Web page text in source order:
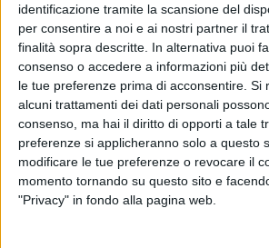
identificazione tramite la scansione del
per consentire a noi e ai nostri partner il
finalità sopra descritte. In alternativa puoi
consenso o accedere a informazioni più
le tue preferenze prima di acconsentire. Si
alcuni trattamenti dei dati personali
consenso, ma hai il diritto di opporti a tale
preferenze si applicheranno solo a questo
modificare le tue preferenze o revocare il
momento tornando su questo sito e
"Privacy" in fondo alla pagina web.
Per Barcella
un nuovo polo
oltre 50 milioni in
Bergamo
IMMOBILIARE 25 GIUGNO 2026